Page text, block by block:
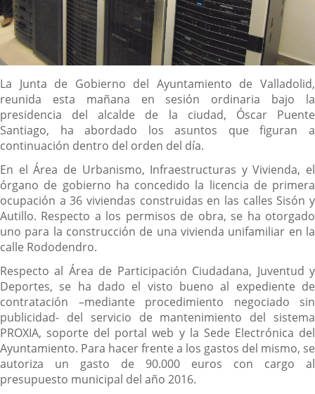
Descripción
La Junta de Gobierno del Ayuntamiento de Valladolid,
reunida esta mañana en sesión ordinaria bajo la
presidencia del alcalde de la ciudad, Óscar Puente
Santiago, ha abordado los asuntos que figuran a
continuación dentro del orden del día.
En el Área de Urbanismo, Infraestructuras y Vivienda, el
órgano de gobierno ha concedido la licencia de primera
ocupación a 36 viviendas construidas en las calles Sisón y
Autillo. Respecto a los permisos de obra, se ha otorgado
uno para la construcción de una vivienda unifamiliar en la
calle Rododendro.
Respecto al Área de Participación Ciudadana, Juventud y
Deportes, se ha dado el visto bueno al expediente de
contratación –mediante procedimiento negociado sin
publicidad- del servicio de mantenimiento del sistema
PROXIA, soporte del portal web y la Sede Electrónica del
Ayuntamiento. Para hacer frente a los gastos del mismo, se
autoriza un gasto de 90.000 euros con cargo al
presupuesto municipal del año 2016.